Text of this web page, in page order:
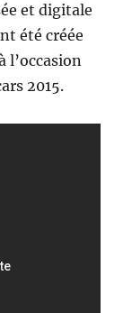
et digitale
été créée
l’occasion
2015.